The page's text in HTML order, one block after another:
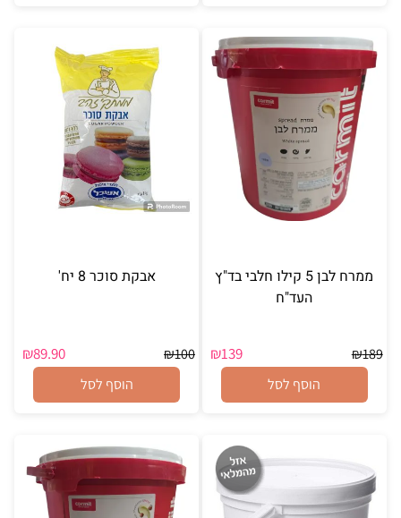
ממרח לבן 5 קילו חלבי בד"ץ
העד"ח
₪189
₪139
הוסף לסל
אבקת סוכר 8 יח'
₪100
₪89.90
הוסף לסל